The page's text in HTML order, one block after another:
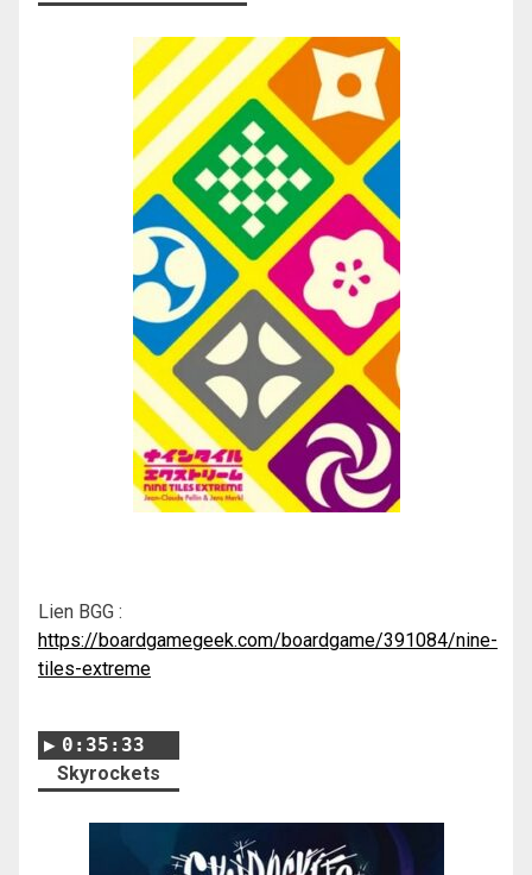
Lien BGG :
https://boardgamegeek.com/boardgame/391084/nine-
tiles-extreme
0:35:33
Skyrockets